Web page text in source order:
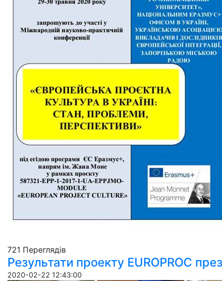
721 Пере­гля­дів
Результати проекту EUROPROC
2020-02-22 12:43:00